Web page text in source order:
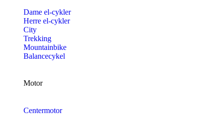
Dame el-cykler
Herre el-cykler
City
Trekking
Mountainbike
Balancecykel
Motor
Centermotor